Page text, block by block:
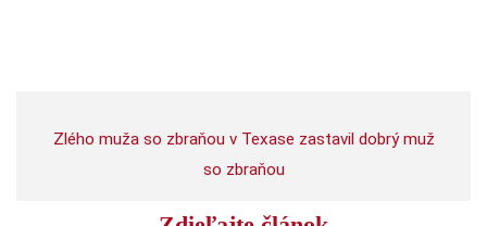
Zlého muža so zbraňou v Texase zastavil dobrý muž
so zbraňou